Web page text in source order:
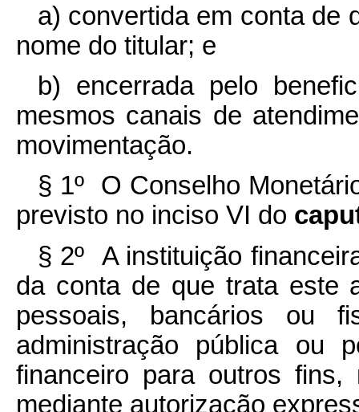
a) convertida em conta de
nome do titular; e
b) encerrada pelo
mesmos canais de
movimentação.
§ 1º O Conselho
previsto no inciso VI do
§ 2º A instituição
da conta de que trata este
pessoais, bancários ou
administração pública ou
financeiro para outros
mediante autorização